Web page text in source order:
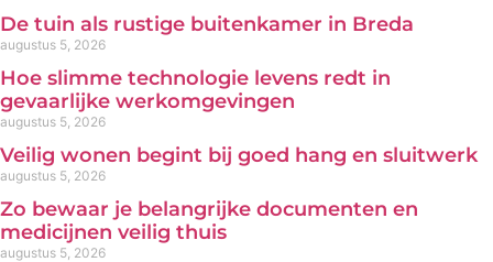
De tuin als rustige buitenkamer in Breda
augustus 5, 2026
Hoe slimme technologie levens redt in
gevaarlijke werkomgevingen
augustus 5, 2026
Veilig wonen begint bij goed hang en sluitwerk
augustus 5, 2026
Zo bewaar je belangrijke documenten en
medicijnen veilig thuis
augustus 5, 2026